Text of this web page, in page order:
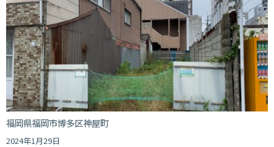
福岡県福岡市博多区神屋町
2024年1月29日